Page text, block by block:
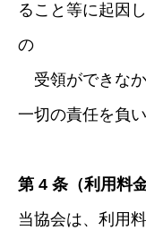
ること等に起因
の
受領ができな
一切の責任を負い
第 4 条（利用料
当協会は、利用